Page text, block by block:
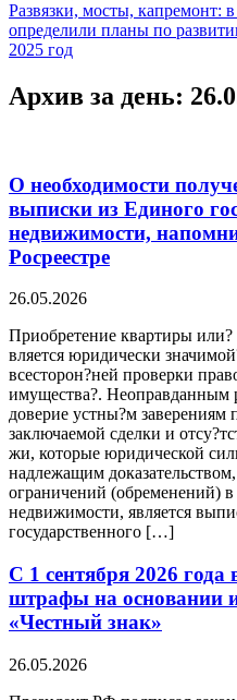
Развязки, мосты, капремонт:
определили планы по
2025 год
Архив за день:
О необходимости
выписки из Единого
недвижимости,
Росреестре
26.05.2026
Приобретение квартиры
вляется юридически
всесторон?ней проверки
имущества?. Неоправданным
доверие устны?м заверениям
заключаемой сделки и
жи, которые юридической
надлежащим
ограничений (обременений)
недвижимости, является
государственного […]
С 1 сентября 2026 года
штрафы на основании
«Честный знак»
26.05.2026